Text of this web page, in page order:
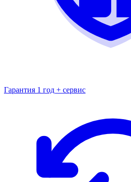
Гарантия 1 год + сервис